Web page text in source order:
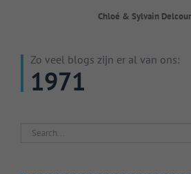
Chloé & Sylvain
Zo veel blogs zijn er al van ons:
1971
Search